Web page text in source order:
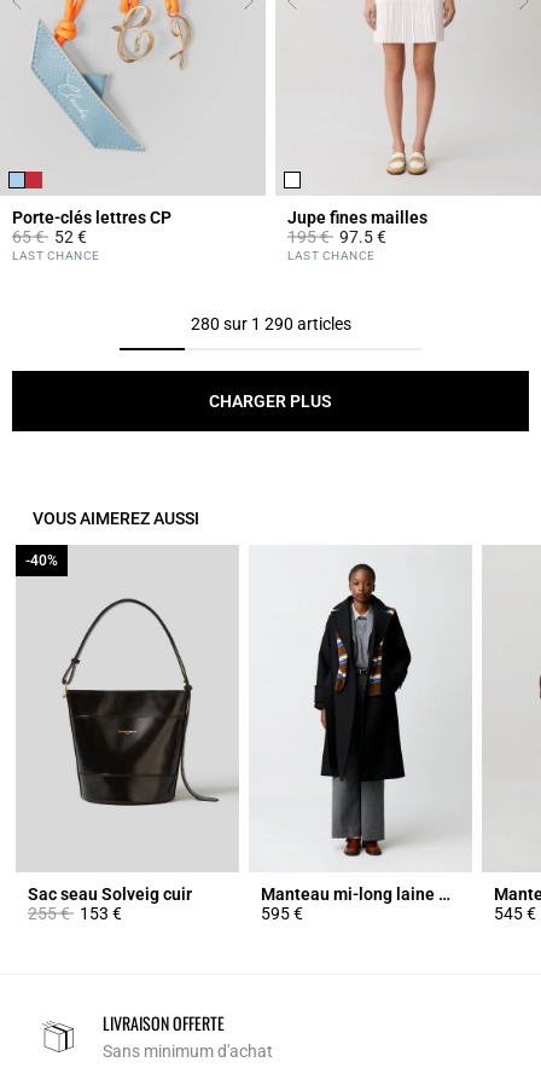
Porte-clés lettres CP
Prix réduit à partir de
65 €à52 €
3,7 out of 5 Customer Rating
LAST CHANCE
Jupe fines mailles
Prix réduit à partir de
195 €à97.5 €
3,3 out of 5 Customer Rating
LAST CHANCE
280 sur 1 290 articles
CHARGER PLUS
VOUS AIMEREZ AUSSI
Sac seau Solveig cuir
Prix réduit à partir de
255 €à
-40%
153 €
-40%
Manteau mi-long laine mélangée
595 €
545 €
LIVRAISON OFFERTE
Sans minimum d'achat